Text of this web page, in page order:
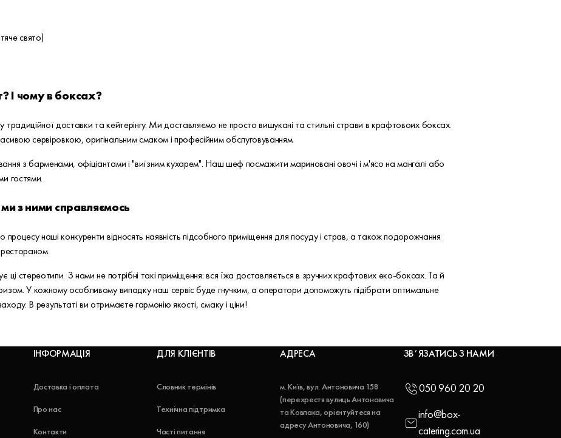
свято)
І чому в боксах?
доставки та кейтерінгу. Ми доставляємо не просто вишукані та стильні страви в крафтовоих боксах.
сервіровкою, оригінальним смаком і професійним обслуговуванням.
з барменами, офіціантами і "виїзним кухарем". Наш шеф посмажити мариновані овочі і м'ясо на мангалі або
гостями.
з ними справляємось
процесу наші конкуренти відносять наявність підсобного приміщення для посуду і страв, а також подорожчання
рестораном.
стереотипи. З нами не потрібні такі приміщення: вся їжа доставляється в зручних крафтових еко-боксах. Та й
У кожному особливому випадку наш сервіс буде гнучким, а оператори допоможуть підібрати оптимальне
В результаті ви отримаєте гармонію якості, смаку і ціни!
ІНФОРМАЦІЯ
Доставка і оплата
Про нас
Контакти
ДЛЯ КЛІЄНТІВ
Словник термінів
Технічна підтримка
Часті питання
АДРЕСА
м. Київ, вул. Антоновича 158
(перехрестя вулиць Антоновича
та Ковпака, орієнтуйтеся на
адресу Антоновича, 160)
ЗВʼЯЗАТИСЬ З НАМИ
050 960 20 20
info@box-
catering.com.ua